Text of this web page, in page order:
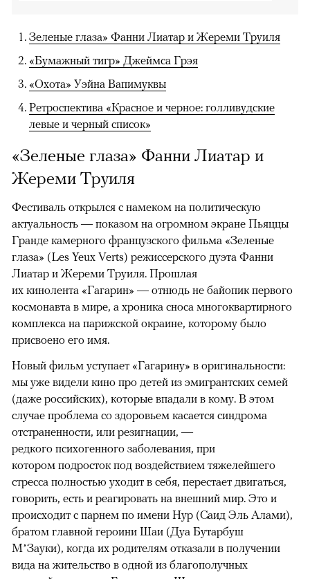
Зеленые глаза» Фанни Лиатар и Жереми Труиля
«Бумажный тигр» Джеймса Грэя
«Охота» Уэйна Вапимуквы
Ретроспектива «Красное и черное: голливудские
левые и черный список»
«Зеленые глаза» Фанни Лиатар и
Жереми Труиля
Фестиваль открылся с намеком на политическую
актуальность — показом на огромном экране Пьяццы
Гранде камерного французского фильма «Зеленые
глаза» (Les Yeux Verts) режиссерского дуэта Фанни
Лиатар и Жереми Труиля. Прошлая
их кинолента «Гагарин» — отнюдь не байопик первого
космонавта в мире, а хроника сноса многоквартирного
комплекса на парижской окраине, которому было
присвоено его имя.
Новый фильм уступает «Гагарину» в оригинальности:
мы уже видели кино про детей из эмигрантских семей
(даже российских), которые впадали в кому. В этом
случае проблема со здоровьем касается синдрома
отстраненности, или резигнации, —
редкого психогенного заболевания, при
котором подросток под воздействием тяжелейшего
стресса полностью уходит в себя, перестает двигаться,
говорить, есть и реагировать на внешний мир. Это и
происходит с парнем по имени Нур (Саид Эль Алами),
братом главной героини Шаи (Дуа Бутарбуш
М’Зауки), когда их родителям отказали в получении
вида на жительство в одной из благополучных